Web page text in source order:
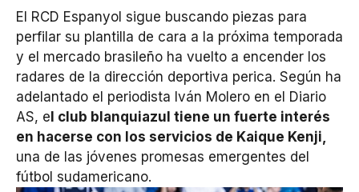
El RCD Espanyol sigue buscando piezas para
perfilar su plantilla de cara a la próxima temporada
y el mercado brasileño ha vuelto a encender los
radares de la dirección deportiva perica. Según ha
adelantado el periodista Iván Molero en el Diario
AS, e l club blanquiazul tiene un fuerte interés
en hacerse con los servicios de Kaique Kenji,
una de las jóvenes promesas emergentes del
fútbol sudamericano.